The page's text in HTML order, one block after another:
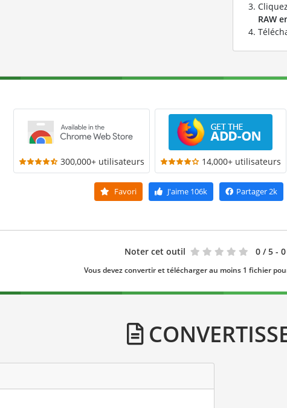
RAW
300,000+ utilisateurs 14,000+ utilisateurs
Favori J'aime106k Partager2k
Noter cet outil 0 / 5 -
Vous devez convertir et télécharger au moins 1 fichier